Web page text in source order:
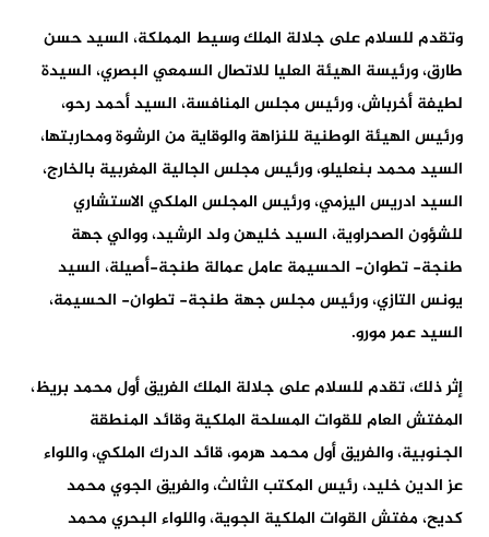
وتقدم للسلام على جلالة الملك وسيط المملكة، السيد حسن
طارق، ورئيسة الهيئة العليا للاتصال السمعي البصري، السيدة
لطيفة أخرباش، ورئيس مجلس المنافسة، السيد أحمد رحو،
ورئيس الهيئة الوطنية للنزاهة والوقاية من الرشوة ومحاربتها،
السيد محمد بنعليلو، ورئيس مجلس الجالية المغربية بالخارج،
السيد ادريس اليزمي، ورئيس المجلس الملكي الاستشاري
للشؤون الصحراوية، السيد خليهن ولد الرشيد، ووالي جهة
طنجة- تطوان- الحسيمة عامل عمالة طنجة-أصيلة، السيد
يونس التازي، ورئيس مجلس جهة طنجة- تطوان- الحسيمة،
السيد عمر مورو.
إثر ذلك، تقدم للسلام على جلالة الملك الفريق أول محمد بريظ،
المفتش العام للقوات المسلحة الملكية وقائد المنطقة
الجنوبية، والفريق أول محمد هرمو، قائد الدرك الملكي، واللواء
عز الدين خليد، رئيس المكتب الثالث، والفريق الجوي محمد
كديح، مفتش القوات الملكية الجوية، واللواء البحري محمد